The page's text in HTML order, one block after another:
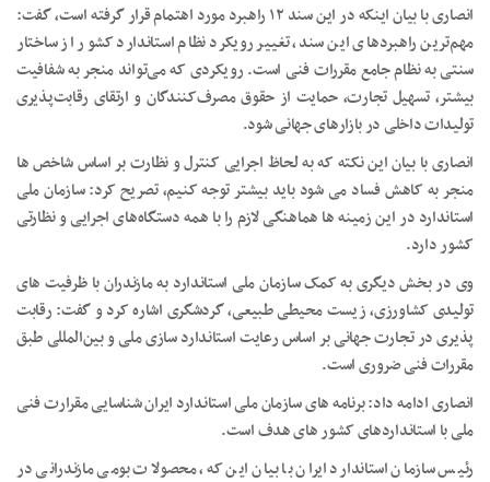
انصاری با بیان اینکه در این سند ۱۲ راهبرد مورد اهتمام قرار گرفته است، گفت:
مهم‌ترین راهبردهای این سند، تغییر رویکرد نظام استاندارد کشور از ساختار
سنتی به نظام جامع مقررات فنی است. رویکردی که می‌تواند منجر به شفافیت
بیشتر، تسهیل تجارت، حمایت از حقوق مصرف‌کنندگان و ارتقای رقابت‌پذیری
تولیدات داخلی در بازارهای جهانی شود.
انصاری با بیان این نکته که به لحاظ اجرایی کنترل و نظارت بر اساس شاخص ها
منجر به کاهش فساد می شود باید بیشتر توجه کنیم، تصریح کرد: سازمان ملی
استاندارد در این زمینه ها هماهنگی لازم را با همه دستگاه‌های اجرایی و نظارتی
کشور دارد.
وی در بخش دیگری به کمک سازمان ملی استاندارد به مازندران با ظرفیت های
تولیدی کشاورزی، زیست محیطی طبیعی، گردشگری اشاره کرد و گفت: رقابت
پذیری در تجارت جهانی بر اساس رعایت استاندارد سازی ملی و بین‌المللی طبق
مقررات فنی ضروری است.
انصاری ادامه داد: برنامه های سازمان ملی استاندارد ایران شناسایی مقرارت فنی
ملی با استانداردهای کشور های هدف است.
رئیس سازمان استاندارد ایران با بیان این که، محصولات بومی مازندرانی در